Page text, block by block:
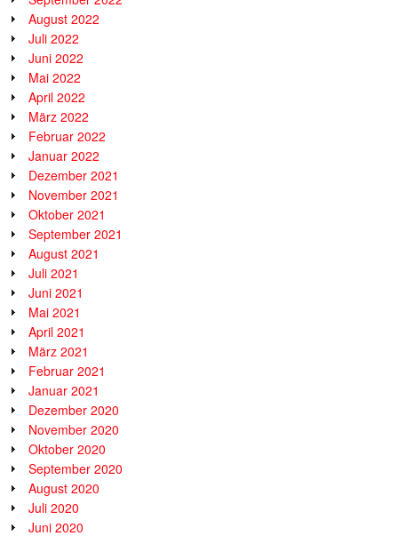
August 2022
Juli 2022
Juni 2022
Mai 2022
April 2022
März 2022
Februar 2022
Januar 2022
Dezember 2021
November 2021
Oktober 2021
September 2021
August 2021
Juli 2021
Juni 2021
Mai 2021
April 2021
März 2021
Februar 2021
Januar 2021
Dezember 2020
November 2020
Oktober 2020
September 2020
August 2020
Juli 2020
Juni 2020